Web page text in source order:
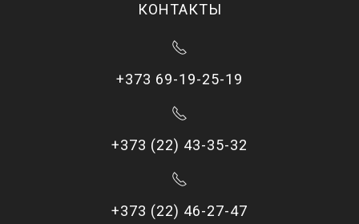
КОНТАКТЫ
+373 69-19-25-19
+373 (22) 43-35-32
+373 (22) 46-27-47